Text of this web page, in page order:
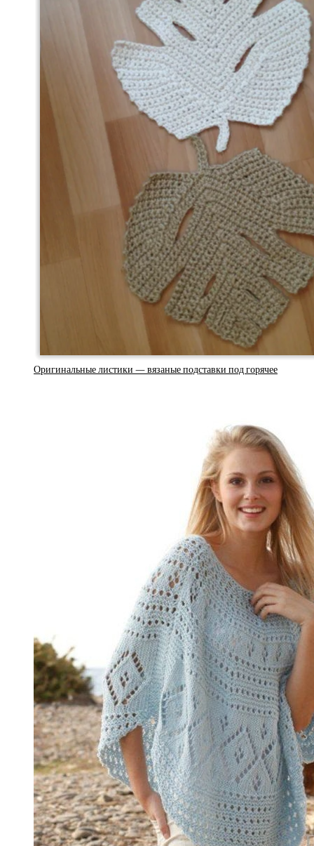
Оригинальные листики — вязаные подставки под горячее